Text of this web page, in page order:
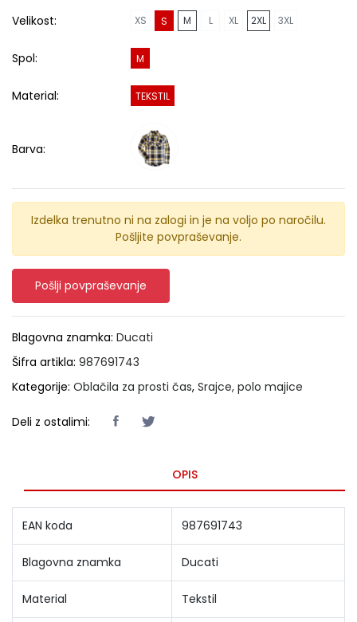
Velikost: XS S M L XL 2XL 3XL
Spol: M
Material: TEKSTIL
Barva:
Izdelka trenutno ni na zalogi in je na voljo po naročilu.
Pošljite povpraševanje.
Pošlji povpraševanje
Blagovna znamka: Ducati
Šifra artikla: 987691743
Kategorije: Oblačila za prosti čas, Srajce, polo majice
Deli z ostalimi:
OPIS
EAN koda 987691743
Blagovna znamka Ducati
Material Tekstil